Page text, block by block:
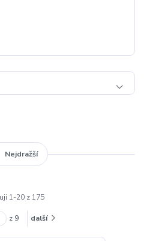
Nejdražší
1-20 z 175
z 9 další